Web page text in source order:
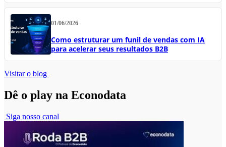
01/06/2026
Como estruturar um funil de vendas com IA
para acelerar seus resultados B2B
Visitar o blog
Dê o play na Econodata
Siga nosso canal